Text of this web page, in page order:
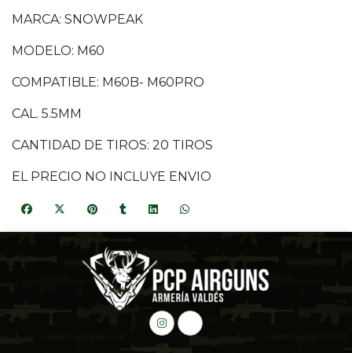
MARCA: SNOWPEAK
MODELO: M60
COMPATIBLE: M60B- M60PRO
CAL. 5.5MM
CANTIDAD DE TIROS: 20 TIROS
EL PRECIO NO INCLUYE ENVIO